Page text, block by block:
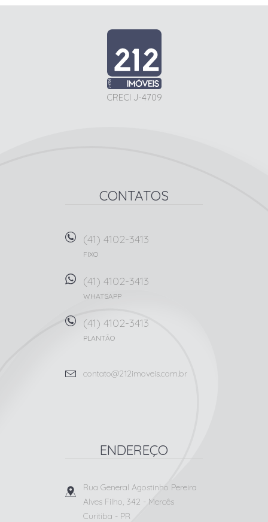
CRECI J-4709
CONTATOS
(41) 4102-3413
FIXO
(41) 4102-3413
WHATSAPP
(41) 4102-3413
PLANTÃO
contato@212imoveis.com.br
ENDEREÇO
Rua General Agostinho Pereira
Alves Filho, 342 - Mercês
Curitiba - PR